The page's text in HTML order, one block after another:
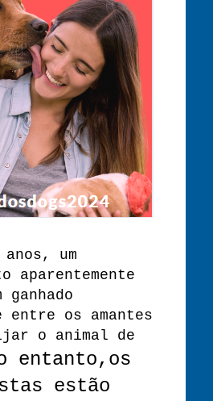
um
aparentemente
entre os amantes
o animal de
entanto,os
estão